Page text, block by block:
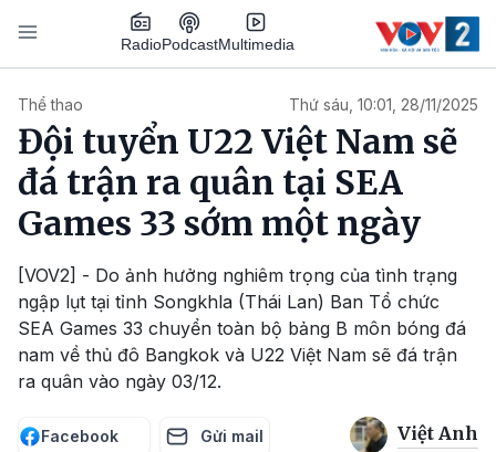
Nhảy đến nội dung
RadioPodcastMultimedia
Thể thao Thứ sáu, 10:01, 28/11/2025
Đội tuyển U22 Việt Nam sẽ
đá trận ra quân tại SEA
Games 33 sớm một ngày
[VOV2] - Do ảnh hưởng nghiêm trọng của tình trạng
ngập lụt tại tỉnh Songkhla (Thái Lan) Ban Tổ chức
SEA Games 33 chuyển toàn bộ bảng B môn bóng đá
nam về thủ đô Bangkok và U22 Việt Nam sẽ đá trận
ra quân vào ngày 03/12.
Facebook Gửi mail Việt Anh